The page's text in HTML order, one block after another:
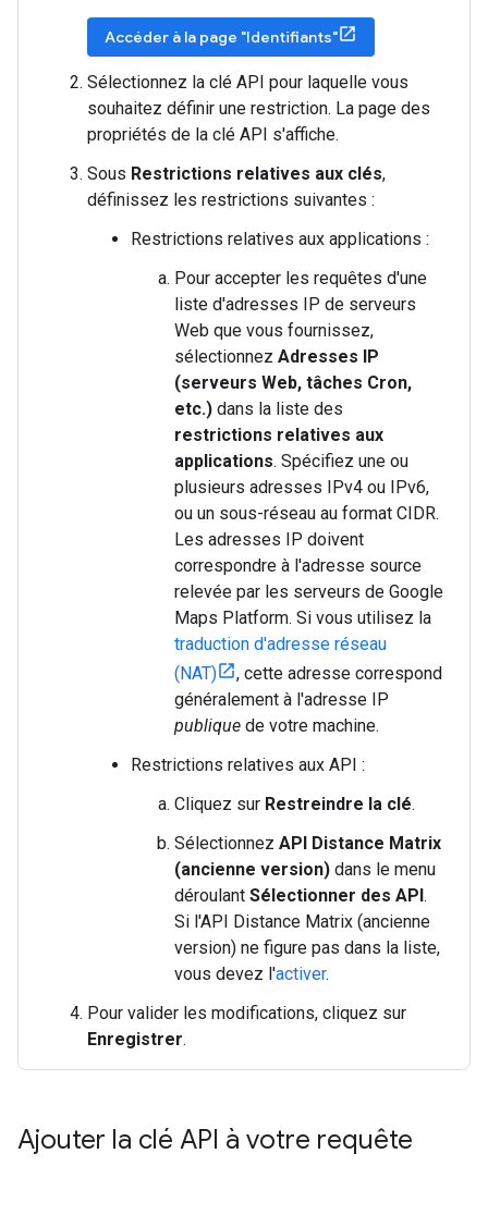
Accéder à la page "Identifiants"
Sélectionnez la clé API pour laquelle vous
souhaitez définir une restriction. La page des
propriétés de la clé API s'affiche.
Sous Restrictions relatives aux clés,
définissez les restrictions suivantes :
Restrictions relatives aux applications :
Pour accepter les requêtes d'une
liste d'adresses IP de serveurs
Web que vous fournissez,
sélectionnez Adresses IP
(serveurs Web, tâches Cron,
etc.) dans la liste des
restrictions relatives aux
applications. Spécifiez une ou
plusieurs adresses IPv4 ou IPv6,
ou un sous-réseau au format CIDR.
Les adresses IP doivent
correspondre à l'adresse source
relevée par les serveurs de Google
Maps Platform. Si vous utilisez la
traduction d'adresse réseau
(NAT)
, cette adresse correspond
généralement à l'adresse IP
publique de votre machine.
Restrictions relatives aux API :
Cliquez sur Restreindre la clé.
Sélectionnez API Distance Matrix
(ancienne version) dans le menu
déroulant Sélectionner des API.
Si l'API Distance Matrix (ancienne
version) ne figure pas dans la liste,
vous devez l'activer.
Pour valider les modifications, cliquez sur
Enregistrer.
Ajouter la clé API à votre requête